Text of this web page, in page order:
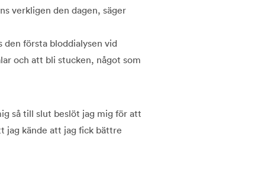
verkligen den dagen, säger
den första bloddialysen vid
och att bli stucken, något som
så till slut beslöt jag mig för att
jag kände att jag fick bättre